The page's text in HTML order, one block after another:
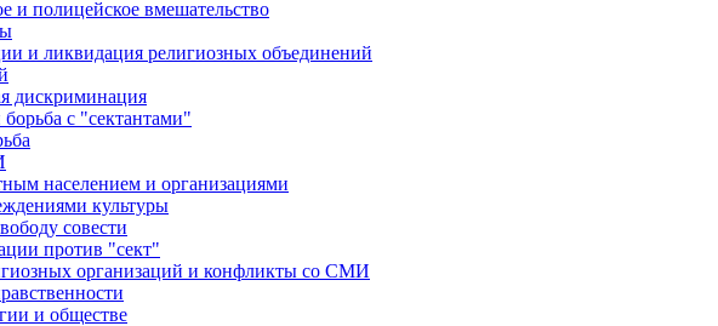
и полицейское вмешательство
и ликвидация религиозных объединений
дискриминация
с "сектантами"
населением и организациями
культуры
совести
против "сект"
организаций и конфликты со СМИ
и обществе